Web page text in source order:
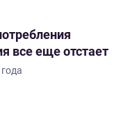
все еще отстает